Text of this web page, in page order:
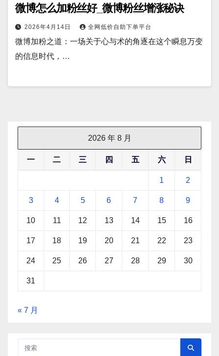
微博怎么加粉丝好_微博粉丝增涨秘诀
2026年4月14日 全网低价自助下单平台
微博加粉之道：一场关于心与术的角逐在这个瞬息万变
的信息时代，…
2026 年 8 月
一 二 三 四 五 六 日
1 2
3 4 5 6 7 8 9
10 11 12 13 14 15 16
17 18 19 20 21 22 23
24 25 26 27 28 29 30
31
« 7 月